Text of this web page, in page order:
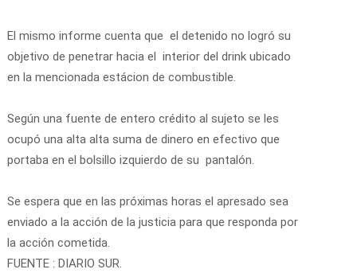
El mismo informe cuenta que el detenido no logró su
objetivo de penetrar hacia el interior del drink ubicado
en la mencionada estácion de combustible.
Según una fuente de entero crédito al sujeto se les
ocupó una alta alta suma de dinero en efectivo que
portaba en el bolsillo izquierdo de su pantalón.
Se espera que en las próximas horas el apresado sea
enviado a la acción de la justicia para que responda por
la acción cometida.
FUENTE : DIARIO SUR.